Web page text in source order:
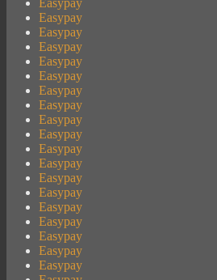
Easypay
Easypay
Easypay
Easypay
Easypay
Easypay
Easypay
Easypay
Easypay
Easypay
Easypay
Easypay
Easypay
Easypay
Easypay
Easypay
Easypay
Easypay